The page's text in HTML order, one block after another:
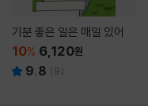
기분 좋은 일은 매일 있어
10% 6,120원
9.8 (9)